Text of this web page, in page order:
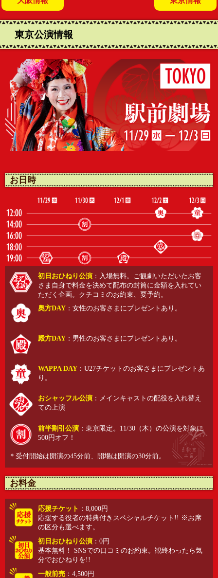
東京公演情報
お日時
初日おひねり公演：入場無料。ご観劇いただいたお客
さま自身で料金を決めて配布の封筒に金額を入れてい
ただく企画。クチコミのお約束、要予約。
奥方DAY：女性のお客さまにプレゼントあり。
殿方DAY：男性のお客さまにプレゼントあり。
WAPPA DAY：U27チケットのお客さまにプレゼントあ
り。
おシャッフル公演：メインキャストの配役を入れ替え
ての上演
前半割引公演：東京限定。11/30（木）の公演を対象に
500円オフ！
＊受付開始は開演の45分前、開場は開演の30分前。
お料金
応援チケット ：8,000円
応援する役者の特典付きスペシャルチケット!! ※お席
の区分も選べます。
初日おひねり公演：0円
基本無料！ SNSでの口コミのお約束。観終わったら気
分でおひねりを!!
一般前売：4,500円